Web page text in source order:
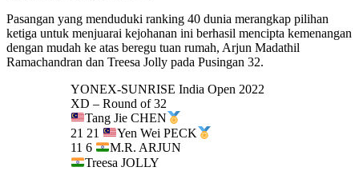
Pasangan yang menduduki ranking 40 dunia merangkap pilihan
ketiga untuk menjuarai kejohanan ini berhasil mencipta kemenangan
dengan mudah ke atas beregu tuan rumah, Arjun Madathil
Ramachandran dan Treesa Jolly pada Pusingan 32.
YONEX-SUNRISE India Open 2022
XD – Round of 32
Tang Jie CHEN
21 21
Yen Wei PECK
11 6
M.R. ARJUN
Treesa JOLLY